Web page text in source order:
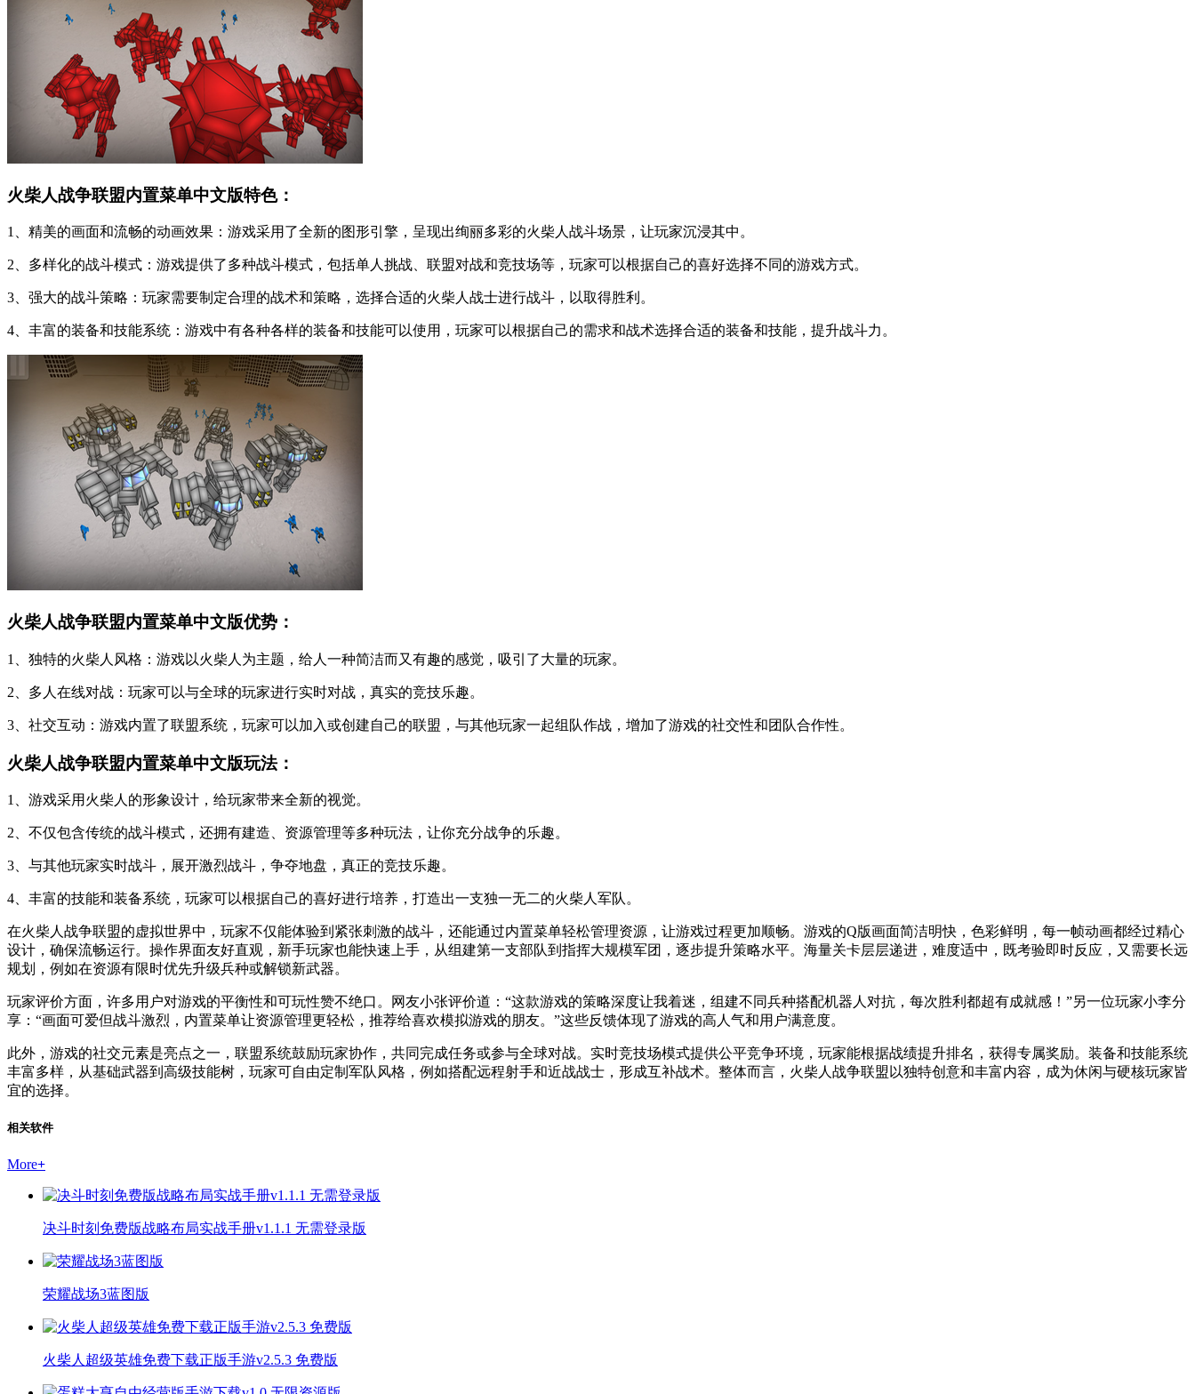
火柴人战争联盟内置菜单中文版特色：
1、精美的画面和流畅的动画效果：游戏采用了全新的图形引擎，呈现出绚丽多彩的火柴人战斗场景，让玩家沉浸其中。
2、多样化的战斗模式：游戏提供了多种战斗模式，包括单人挑战、联盟对战和竞技场等，玩家可以根据自己的喜好选择不同的游戏方式。
3、强大的战斗策略：玩家需要制定合理的战术和策略，选择合适的火柴人战士进行战斗，以取得胜利。
4、丰富的装备和技能系统：游戏中有各种各样的装备和技能可以使用，玩家可以根据自己的需求和战术选择合适的装备和技能，提升战斗力。
火柴人战争联盟内置菜单中文版优势：
1、独特的火柴人风格：游戏以火柴人为主题，给人一种简洁而又有趣的感觉，吸引了大量的玩家。
2、多人在线对战：玩家可以与全球的玩家进行实时对战，真实的竞技乐趣。
3、社交互动：游戏内置了联盟系统，玩家可以加入或创建自己的联盟，与其他玩家一起组队作战，增加了游戏的社交性和团队合作性。
火柴人战争联盟内置菜单中文版玩法：
1、游戏采用火柴人的形象设计，给玩家带来全新的视觉。
2、不仅包含传统的战斗模式，还拥有建造、资源管理等多种玩法，让你充分战争的乐趣。
3、与其他玩家实时战斗，展开激烈战斗，争夺地盘，真正的竞技乐趣。
4、丰富的技能和装备系统，玩家可以根据自己的喜好进行培养，打造出一支独一无二的火柴人军队。
在火柴人战争联盟的虚拟世界中，玩家不仅能体验到紧张刺激的战斗，还能通过内置菜单轻松管理资源，让游戏过程更加顺畅。游戏的Q版画面简洁明快，色彩鲜明，每一帧动画都经过精心
设计，确保流畅运行。操作界面友好直观，新手玩家也能快速上手，从组建第一支部队到指挥大规模军团，逐步提升策略水平。海量关卡层层递进，难度适中，既考验即时反应，又需要长远
规划，例如在资源有限时优先升级兵种或解锁新武器。
玩家评价方面，许多用户对游戏的平衡性和可玩性赞不绝口。网友小张评价道：“这款游戏的策略深度让我着迷，组建不同兵种搭配机器人对抗，每次胜利都超有成就感！”另一位玩家小李分
享：“画面可爱但战斗激烈，内置菜单让资源管理更轻松，推荐给喜欢模拟游戏的朋友。”这些反馈体现了游戏的高人气和用户满意度。
此外，游戏的社交元素是亮点之一，联盟系统鼓励玩家协作，共同完成任务或参与全球对战。实时竞技场模式提供公平竞争环境，玩家能根据战绩提升排名，获得专属奖励。装备和技能系统
丰富多样，从基础武器到高级技能树，玩家可自由定制军队风格，例如搭配远程射手和近战战士，形成互补战术。整体而言，火柴人战争联盟以独特创意和丰富内容，成为休闲与硬核玩家皆
宜的选择。
相关软件
More+
决斗时刻免费版战略布局实战手册v1.1.1 无需登录版
荣耀战场3蓝图版
火柴人超级英雄免费下载正版手游v2.5.3 免费版